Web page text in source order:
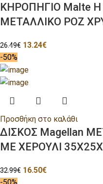
ΚΗΡΟΠΗΓΙΟ Malte H
ΜΕΤΑΛΛΙΚΟ ΡΟΖ
26.49€ 13.24€
-50%
Προσθήκη στο καλάθι
ΔΙΣΚΟΣ Magellan
ΜΕ ΧΕΡΟΥΛΙ
32.99€ 16.50€